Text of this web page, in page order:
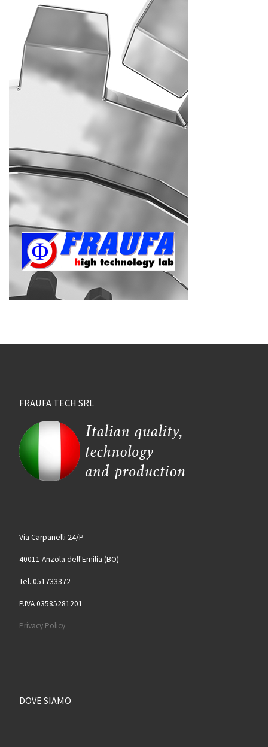
FRAUFA TECH SRL
Via Carpanelli 24/P
40011 Anzola dell'Emilia (BO)
Tel. 051733372
P.IVA 03585281201
Privacy Policy
DOVE SIAMO